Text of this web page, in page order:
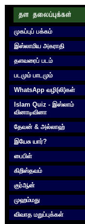
முகப்புப் பக்கம்
இஸ்லாமிய அகராதி
தளவரைப் படம்
படமும் பாடமும்
WhatsApp வழி(லி)கள்
Islam Quiz - இஸ்லாம்
வினாடிவினா
தேவன் & அல்லாஹ்
இயேசு யார்?
பைபிள்
கிறிஸ்தவம்
குர்‍ஆன்
முஹம்மது
விவாத மறுப்புக்கள்